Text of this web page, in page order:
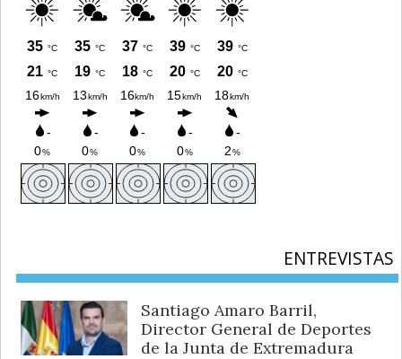
ENTREVISTAS
Santiago Amaro Barril,
Director General de Deportes
de la Junta de Extremadura